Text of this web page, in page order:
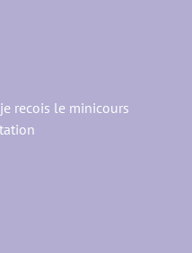
recois le minicours